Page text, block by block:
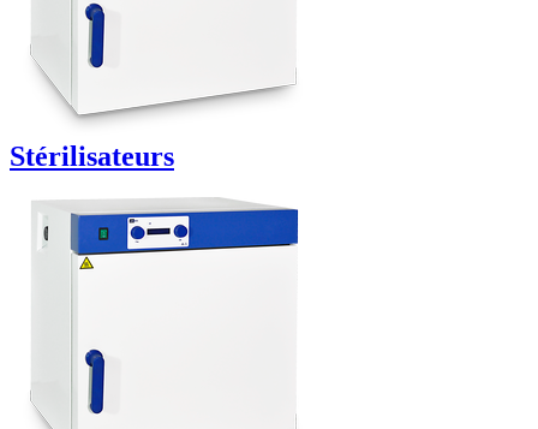
Stérilisateurs